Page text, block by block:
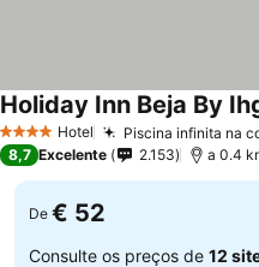
4 EstrelasHotel Piscina infinita na
Holiday Inn Beja By
8,7 Excelente 2.153 a 0.4
De € 52
Consulte os preços de 12